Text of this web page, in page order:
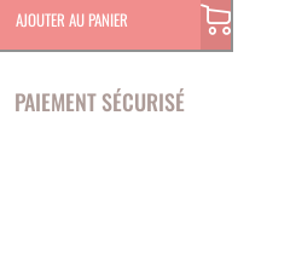
AJOUTER AU PANIER
PAIEMENT SÉCURISÉ